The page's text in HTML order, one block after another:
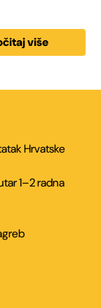
više
Hrvatske
1–2 radna